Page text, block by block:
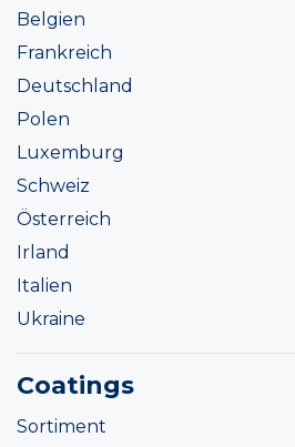
Belgien
Frankreich
Deutschland
Polen
Luxemburg
Schweiz
Österreich
Irland
Italien
Ukraine
Coatings
Sortiment